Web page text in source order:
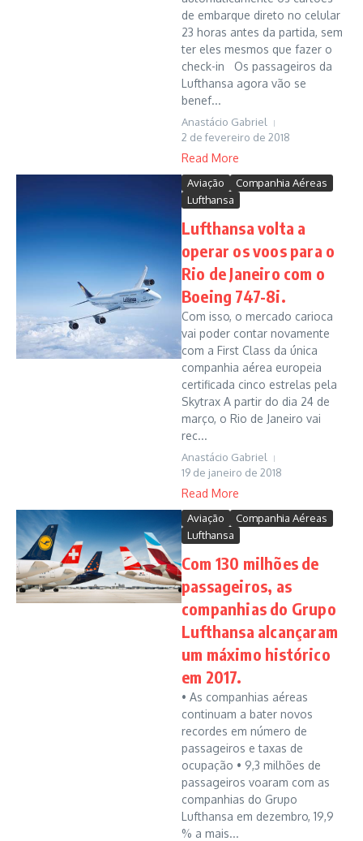
de embarque direto no celular
23 horas antes da partida, sem
ter eles mesmos que fazer o
check-in Os passageiros da
Lufthansa agora vão se
benef...
Anastácio Gabriel
2 de fevereiro de 2018
Read More
Aviação
Companhia Aéreas
Lufthansa
Lufthansa volta a
operar os voos para o
Rio de Janeiro com o
Boeing 747-8i.
Com isso, o mercado carioca
vai poder contar novamente
com a First Class da única
companhia aérea europeia
certificada cinco estrelas pela
Skytrax A partir do dia 24 de
março, o Rio de Janeiro vai
rec...
Anastácio Gabriel
19 de janeiro de 2018
Read More
Aviação
Companhia Aéreas
Lufthansa
Com 130 milhões de
passageiros, as
companhias do Grupo
Lufthansa alcançaram
um máximo histórico
em 2017.
• As companhias aéreas
continuam a bater novos
recordes em número de
passageiros e taxas de
ocupação • 9,3 milhões de
passageiros voaram com as
companhias do Grupo
Lufthansa em dezembro, 19,9
% a mais...